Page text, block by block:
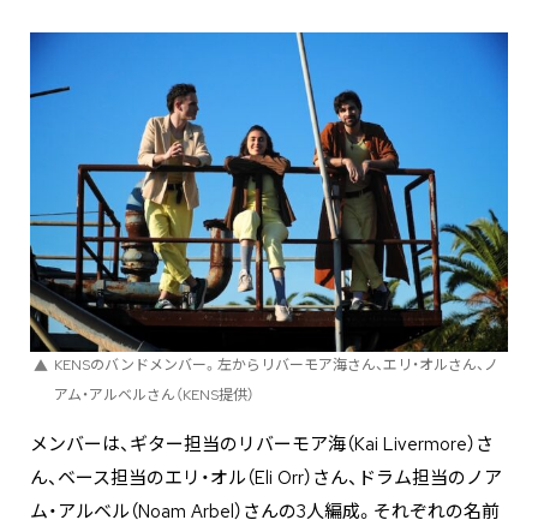
KENSのバンドメンバー。左からリバーモア海さん、エリ・オルさん、ノ
アム・アルベルさん（KENS提供）
メンバーは、ギター担当のリバーモア海（Kai Livermore）さ
ん、ベース担当のエリ・オル（Eli Orr）さん、ドラム担当のノア
ム・アルベル（Noam Arbel）さんの3人編成。それぞれの名前